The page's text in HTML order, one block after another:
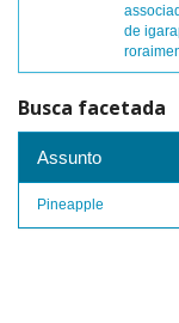
de
Busca facetada
Assunto
Pineapple